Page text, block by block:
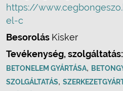
https://
el-c
Besorolás Kisker
Tevékenység, szolgáltatás:
BETONELEM GYÁRTÁSA,
SZOLGÁLTATÁS,